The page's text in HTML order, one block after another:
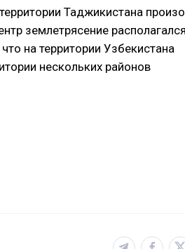
Таджикистана
землетрясение
на территории Узбекистана
нескольких районов